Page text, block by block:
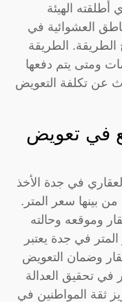
الهيئة
العشوائية في
الطريقة. الطريقة
ومتى يتم دفعها
عن تكلفة التعويض
في تعويض
في جدة الأخذ
بينها سعر المتر.
وموقعه وحالته
في جدة يعتبر
وضمان التعويض
في تحقيق العدالة
ثقة المواطنين في